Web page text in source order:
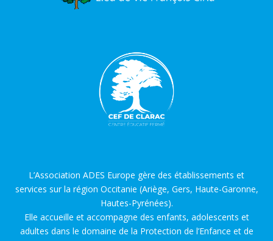
L’Association ADES Europe gère des établissements et
services sur la région Occitanie (Ariège, Gers, Haute-Garonne,
Hautes-Pyrénées).
Elle accueille et accompagne des enfants, adolescents et
adultes dans le domaine de la Protection de l’Enfance et de